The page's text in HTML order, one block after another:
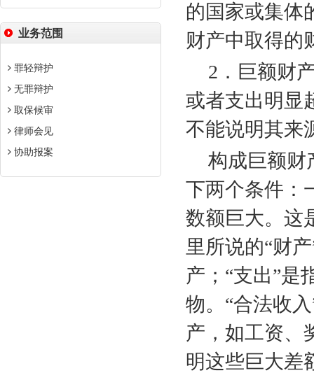
业务范围
罪轻辩护
无罪辩护
取保候审
律师会见
协助报案
的国家或集体
财产中取得的
2 ．巨额财
或者支出明显
不能说明其来
构成巨额财
下两个条件：
数额巨大。这
里所说的“财
产；“支出”是
物。“合法收
产，如工资、
明这些巨大差